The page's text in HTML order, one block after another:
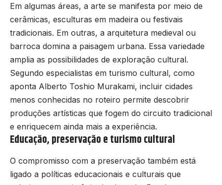
Em algumas áreas, a arte se manifesta por meio de
cerâmicas, esculturas em madeira ou festivais
tradicionais. Em outras, a arquitetura medieval ou
barroca domina a paisagem urbana. Essa variedade
amplia as possibilidades de exploração cultural.
Segundo especialistas em turismo cultural, como
aponta Alberto Toshio Murakami, incluir cidades
menos conhecidas no roteiro permite descobrir
produções artísticas que fogem do circuito tradicional
e enriquecem ainda mais a experiência.
Educação, preservação e turismo cultural
O compromisso com a preservação também está
ligado a políticas educacionais e culturais que